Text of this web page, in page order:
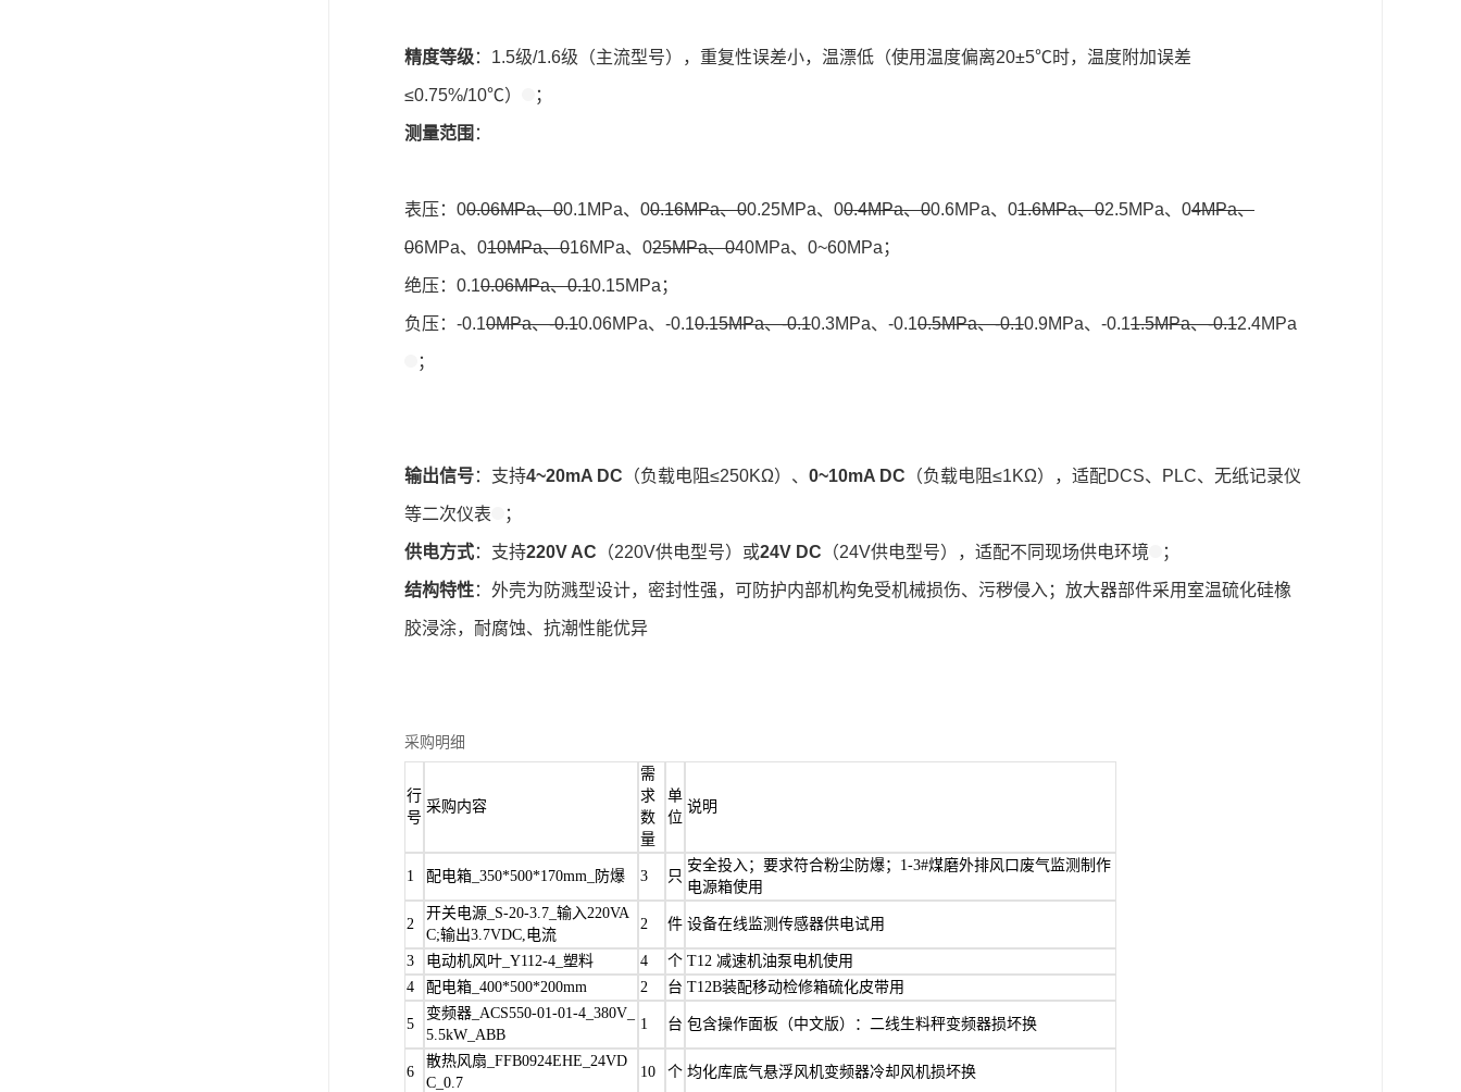
精度等级：1.5级/1.6级（主流型号），重复性误差小，温漂低（使用温度偏离20±5℃时，温度附加误差
≤0.75%/10℃） ；
测量范围 ：
表压：00.06MPa、00.1MPa、00.16MPa、00.25MPa、00.4MPa、00.6MPa、01.6MPa、02.5MPa、04MPa、
06MPa、010MPa、016MPa、025MPa、040MPa、0~60MPa；
绝压：0.10.06MPa、0.10.15MPa；
负压：-0.10MPa、-0.10.06MPa、-0.10.15MPa、-0.10.3MPa、-0.10.5MPa、-0.10.9MPa、-0.11.5MPa、-0.12.4MPa
；
输出信号：支持4~20mA DC （负载电阻≤250KΩ）、 0~10mA DC （负载电阻≤1KΩ），适配DCS、PLC、无纸记录仪
等二次仪表 ；
供电方式：支持220V AC （220V供电型号）或24V DC （24V供电型号），适配不同现场供电环境 ；
结构特性：外壳为防溅型设计，密封性强，可防护内部机构免受机械损伤、污秽侵入；放大器部件采用室温硫化硅橡
胶浸涂，耐腐蚀、抗潮性能优异
采购明细
行
号
采购内容
需
求
数
量
单
位
说明
1 配电箱_350*500*170mm_防爆 3 只
安全投入；要求符合粉尘防爆；1-3#煤磨外排风口废气监测制作
电源箱使用
2
开关电源_S-20-3.7_输入220VA
C;输出3.7VDC,电流
2 件 设备在线监测传感器供电试用
3 电动机风叶_Y112-4_塑料 4 个 T12 减速机油泵电机使用
4
配电箱_400*500*200mm 2 台 T12B装配移动检修箱硫化皮带用
5
变频器_ACS550-01-01-4_380V_
5.5kW_ABB
1 台 包含操作面板（中文版）：二线生料秤变频器损坏换
6
散热风扇_FFB0924EHE_24VD
C_0.7
10 个 均化库底气悬浮风机变频器冷却风机损坏换